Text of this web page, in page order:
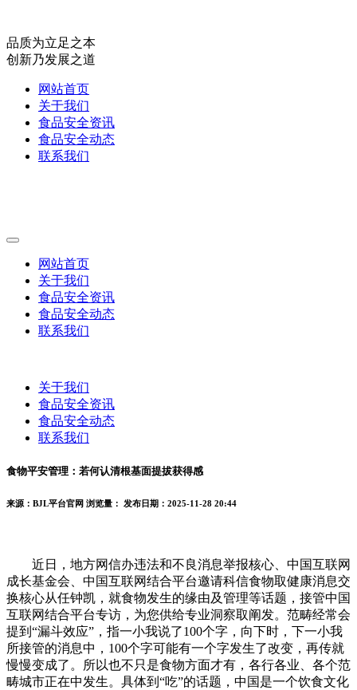
品质为立足之本
创新乃发展之道
网站首页
关于我们
食品安全资讯
食品安全动态
联系我们
网站首页
关于我们
食品安全资讯
食品安全动态
联系我们
关于我们
食品安全资讯
食品安全动态
联系我们
食物平安管理：若何认清根基面提拔获得感
来源：BJL平台官网 浏览量： 发布日期：2025-11-28 20:44
近日，地方网信办违法和不良消息举报核心、中国互联网
成长基金会、中国互联网结合平台邀请科信食物取健康消息交
换核心从任钟凯，就食物发生的缘由及管理等话题，接管中国
互联网结合平台专访，为您供给专业洞察取阐发。范畴经常会
提到“漏斗效应”，指一小我说了100个字，向下时，下一小我
所接管的消息中，100个字可能有一个字发生了改变，再传就
慢慢变成了。所以也不只是食物方面才有，各行各业、各个范
畴城市正在中发生。具体到“吃”的话题，中国是一个饮食文化